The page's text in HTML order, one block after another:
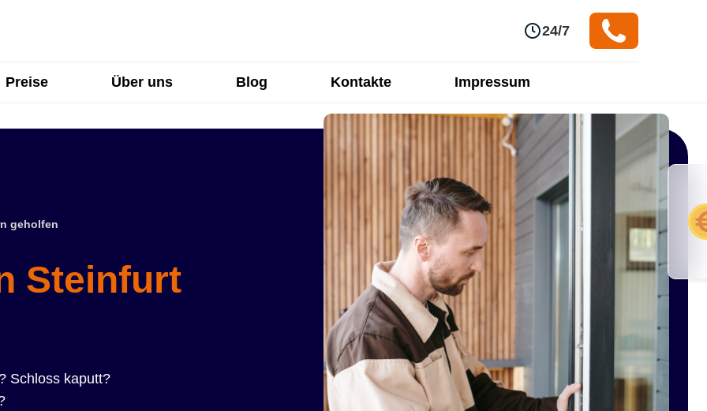
24/7
Preise Über uns Blog Kontakte Impressum
geholfen
Steinfurt
Schloss kaputt?